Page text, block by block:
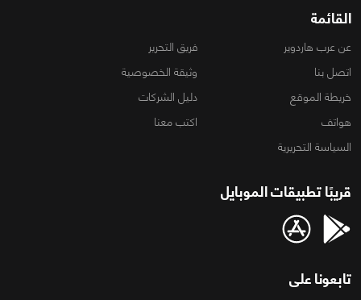
القائمة
عن عرب هاردوير
فريق التحرير
اتصل بنا
وثيقة الخصوصية
خريطة الموقع
دليل الشركات
هواتف
اكتب معنا
السياسة التحريرية
قريبًا تطبيقات الموبايل
تابعونا على